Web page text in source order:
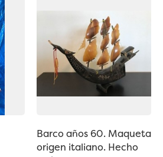
Barco años 60. Maqueta
origen italiano. Hecho